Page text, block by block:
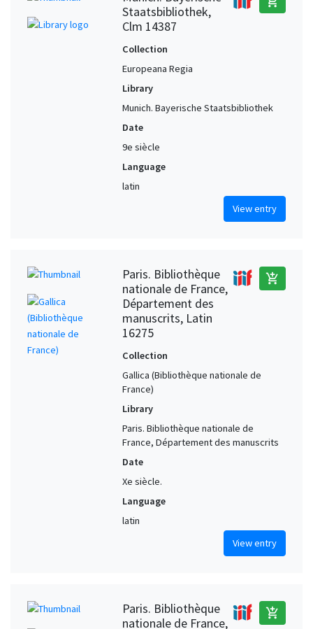
Staatsbibliothek,
Clm 14387
Collection
Europeana Regia
Library
Munich. Bayerische Staatsbibliothek
Date
9e siècle
Language
latin
View entry
Paris. Bibliothèque
nationale de France,
Département des
manuscrits, Latin
16275
add_shopping_cart
Collection
Gallica (Bibliothèque nationale de
France)
Library
Paris. Bibliothèque nationale de
France, Département des manuscrits
Date
Xe siècle.
Language
latin
View entry
Paris. Bibliothèque
nationale de France,
add_shopping_cart